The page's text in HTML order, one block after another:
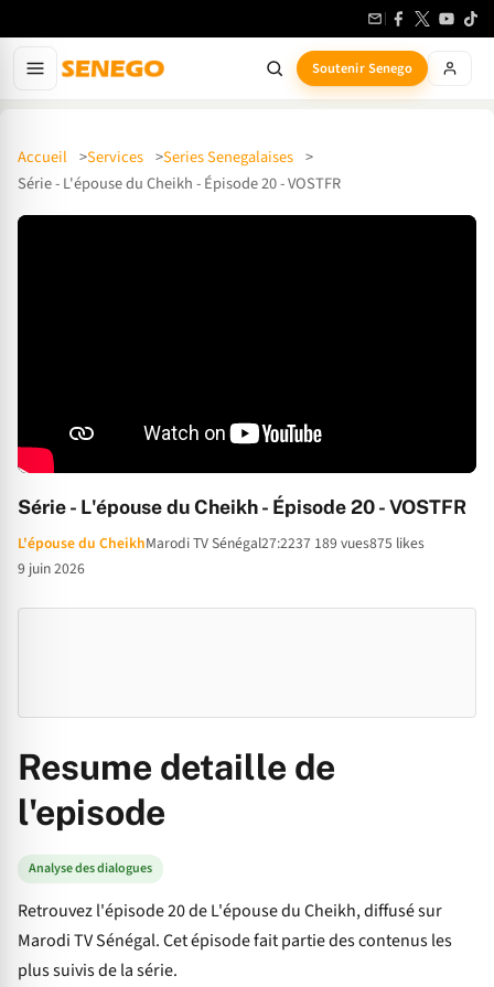
Soutenir Senego
Accueil Services
Series Senegalaises
Série - L'épouse du Cheikh - Épisode 20 - VOSTFR
Série - L'épouse du Cheikh - Épisode 20 - VOSTFR
L'épouse du CheikhMarodi TV Sénégal27:2237 189 vues875 likes
9 juin 2026
Resume detaille de
l'episode
Analyse des dialogues
Retrouvez l'épisode 20 de L'épouse du Cheikh, diffusé sur
Marodi TV Sénégal. Cet épisode fait partie des contenus les
plus suivis de la série.